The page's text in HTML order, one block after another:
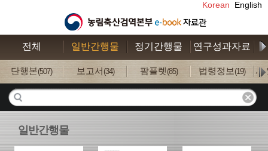
Korean English
전체 일반간행물 정기간행물 연구성과자료
단행본(507) 보고서 (34) 팜플렛 (85) 법령정보(19) 사
일반간행물